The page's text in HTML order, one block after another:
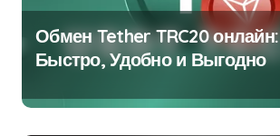
Обмен Tether TRC20 онлайн:
Быстро, Удобно и Выгодно